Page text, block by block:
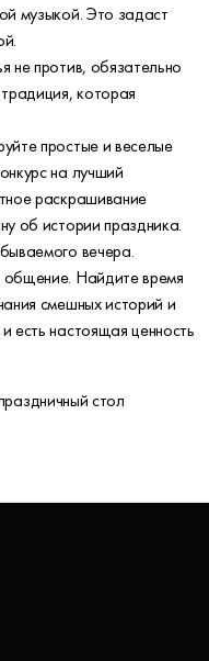
музыкой. Это задаст
не против, обязательно
которая
простые и веселые
на лучший
раскрашивание
об истории праздника.
вечера.
Найдите время
смешных историй и
есть настоящая ценность
стол